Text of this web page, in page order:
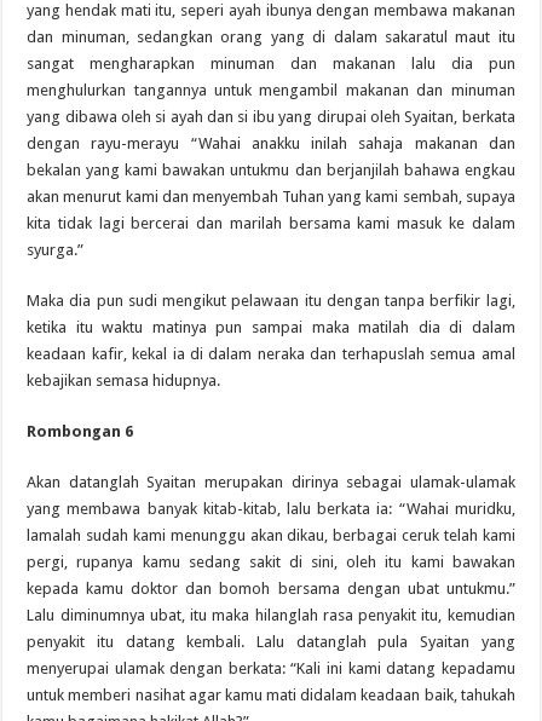
yang hendak mati itu, seperi ayah ibunya dengan membawa makanan
dan minuman, sedangkan orang yang di dalam sakaratul maut itu
sangat mengharapkan minuman dan makanan lalu dia pun
menghulurkan tangannya untuk mengambil makanan dan minuman
yang dibawa oleh si ayah dan si ibu yang dirupai oleh Syaitan, berkata
dengan rayu-merayu “Wahai anakku inilah sahaja makanan dan
bekalan yang kami bawakan untukmu dan berjanjilah bahawa engkau
akan menurut kami dan menyembah Tuhan yang kami sembah, supaya
kita tidak lagi bercerai dan marilah bersama kami masuk ke dalam
syurga.”
Maka dia pun sudi mengikut pelawaan itu dengan tanpa berfikir lagi,
ketika itu waktu matinya pun sampai maka matilah dia di dalam
keadaan kafir, kekal ia di dalam neraka dan terhapuslah semua amal
kebajikan semasa hidupnya.
Rombongan 6
Akan datanglah Syaitan merupakan dirinya sebagai ulamak-ulamak
yang membawa banyak kitab-kitab, lalu berkata ia: “Wahai muridku,
lamalah sudah kami menunggu akan dikau, berbagai ceruk telah kami
pergi, rupanya kamu sedang sakit di sini, oleh itu kami bawakan
kepada kamu doktor dan bomoh bersama dengan ubat untukmu.”
Lalu diminumnya ubat, itu maka hilanglah rasa penyakit itu, kemudian
penyakit itu datang kembali. Lalu datanglah pula Syaitan yang
menyerupai ulamak dengan berkata: “Kali ini kami datang kepadamu
untuk memberi nasihat agar kamu mati didalam keadaan baik, tahukah